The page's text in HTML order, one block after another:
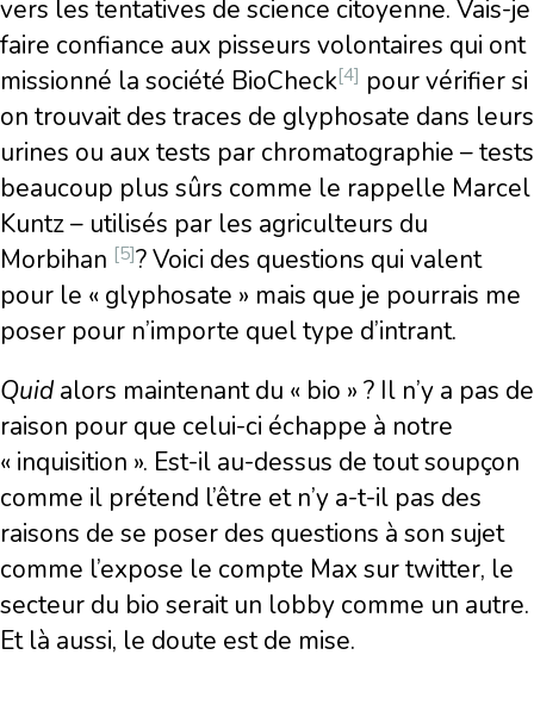
vers les tentatives de science citoyenne. Vais-je
faire confiance aux pisseurs volontaires qui ont
missionné la société BioCheck[4] pour vérifier si
on trouvait des traces de glyphosate dans leurs
urines ou aux tests par chromatographie – tests
beaucoup plus sûrs comme le rappelle Marcel
Kuntz – utilisés par les agriculteurs du
Morbihan [5]? Voici des questions qui valent
pour le « glyphosate » mais que je pourrais me
poser pour n’importe quel type d’intrant.
Quid alors maintenant du « bio » ? Il n’y a pas de
raison pour que celui-ci échappe à notre
« inquisition ». Est-il au-dessus de tout soupçon
comme il prétend l’être et n’y a-t-il pas des
raisons de se poser des questions à son sujet
comme l’expose le compte Max sur twitter, le
secteur du bio serait un lobby comme un autre.
Et là aussi, le doute est de mise.